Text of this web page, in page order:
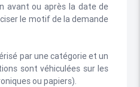
avant ou après la date de
le motif de la demande
par une catégorie et un
sont véhiculées sur les
ou papiers).